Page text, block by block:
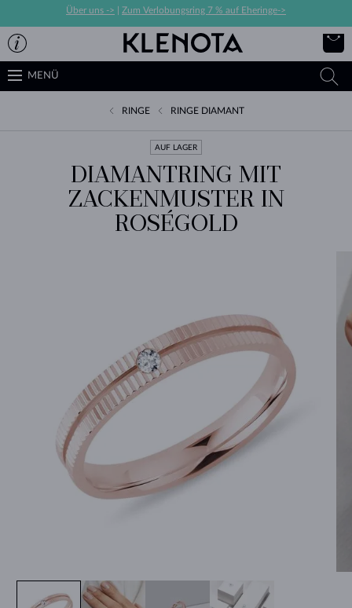
Über uns -> Zum Verlobungsring 7 % auf Eheringe->
MENÜ
RINGE RINGE DIAMANT
AUF LAGER
DIAMANTRING MIT
ZACKENMUSTER IN
ROSÉGOLD